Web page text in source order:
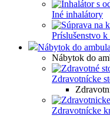
Iné inhalátory
Príslušenstvo
Nábytok do
Nábytok do
Zdravotnícke
Zdravotnícke